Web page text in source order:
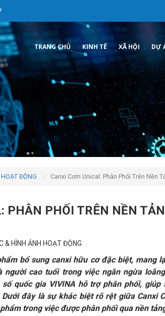
TRANG CHỦ KINH TẾ XÃ HỘI DỰ
ĐỘNG Canxi Cơm Unical: Phân Phối Trên Nền
PHÂN PHỐI TRÊN NỀN
& HÌNH ẢNH HOẠT ĐỘNG
bổ sung canxi hữu cơ đặc biệt, mang
cao tuổi trong việc ngăn ngừa
quốc gia VIVINA hỗ trợ phân phối,
đây là sự khác biệt rõ rệt giữa Canxi
trong việc được phân phối qua nền